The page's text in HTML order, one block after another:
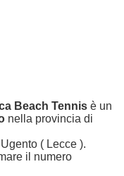
Beach Tennis è un
nella provincia di
( Lecce ).
il numero